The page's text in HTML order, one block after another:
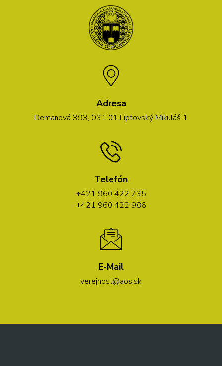
Adresa
Demänová 393, 031 01 Liptovský Mikuláš 1
Telefón
+421 960 422 735
+421 960 422 986
E-Mail
verejnost@aos.sk